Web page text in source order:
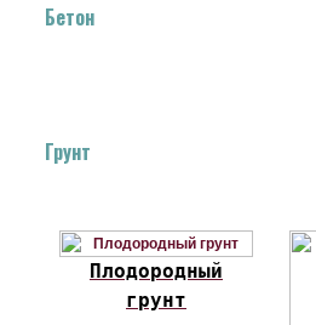
Бетон
Грунт
Плодородный
грунт